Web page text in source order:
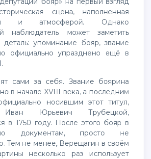
сцена, наполненная
и атмосферой. Однако
наблюдатель может заметить
упоминание бояр, звание
официально упразднено ещё в
в начале XVIII века, а последним
носившим этот титул,
Иван Юрьевич Трубецкой,
в 1750 году. После этого бояр в
документам, просто не
Тем не менее, Верещагин в своём
несколько раз использует